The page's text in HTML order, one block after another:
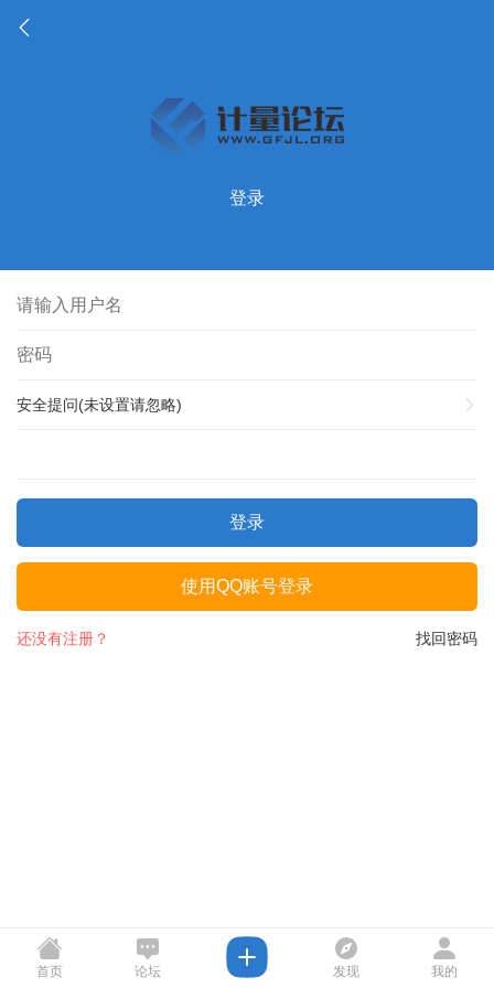
登录
安全提问(未设置请忽略)
登录
使用QQ账号登录
找回密码
还没有注册？
首页 论坛 发现 我的